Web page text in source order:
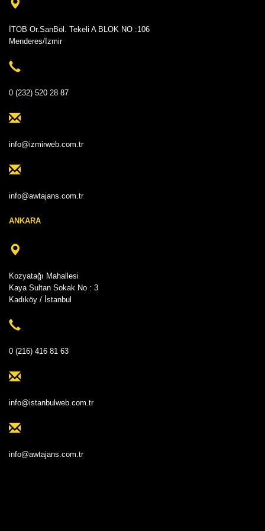
İTOB Or.SanBöl. Tekeli A BLOK NO :106
Menderes/İzmir
0 (232) 520 28 87
info@izmirweb.com.tr
info@awtajans.com.tr
ANKARA
Kozyatağı Mahallesi
Kaya Sultan Sokak No : 3
Kadıköy / İstanbul
0 (216) 416 81 63
info@istanbulweb.com.tr
info@awtajans.com.tr